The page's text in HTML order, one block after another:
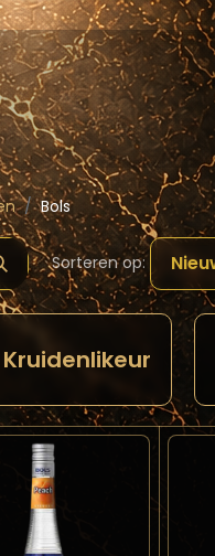
)
Bols
Sorteren op:
Kruidenlikeur